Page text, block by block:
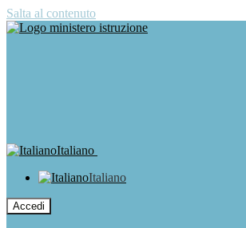
Salta al contenuto
Italiano
Italiano
Accedi